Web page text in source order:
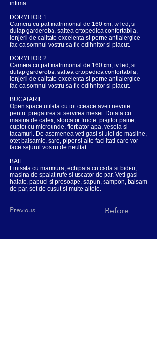
intima.
DORMITOR 1
Camera cu pat matrimonial de 160 cm, tv led, si
dulap garderoba, saltea ortopedica confortabila,
lenjerii de calitate excelenta si perne antialergice
fac ca somnul vostru sa fie odihnitor si placut.
DORMITOR 2
Camera cu pat matrimonial de 160 cm, tv led, si
dulap garderoba, saltea ortopedica confortabila,
lenjerii de calitate excelenta si perne antialergice
fac ca somnul vostru sa fie odihnitor si placut.
BUCATARIE
Open space utilata cu tot cceace aveti nevoie
pentru pregatirea si servirea mesei. Dotata cu
masina de cafea, storcator fructe, prajitor paine,
cuptor cu microunde, fierbator apa, vesela si
tacamuri. De asemenea veti gasi si ulei de masline,
otet balsamic, sare, piper si alte facilitati care vor
face sejurul vostru de neuitat.
BAIE
Finisata cu marmura, echipata cu cada si bideu,
masina de spalat rufe si uscator de par. Veti gasi
halate, papuci si prosoape, sapun, sampon, balsam
de par, set de cusut si multe altele.
Previous Before